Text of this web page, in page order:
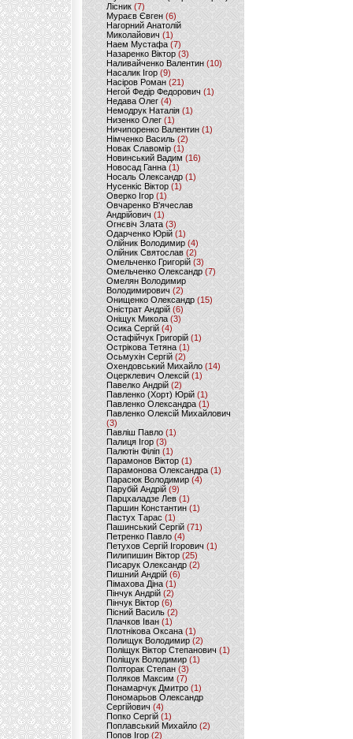
Лісник (7)
Мураєв Євген(6)
Нагорний Анатолій
Миколайович (1)
Наем Мустафа (7)
Назаренко Віктор (3)
Наливайченко Валентин (10)
Насалик Ігор(9)
Насіров Роман (21)
Негой Федір Федорович(1)
Недава Олег(4)
Немодрук Наталія(1)
Низенко Олег (1)
Ничипоренко Валентин (1)
Німченко Василь (2)
Новак Славомір (1)
Новинський Вадим (16)
Новосад Ганна (1)
Носаль Олександр (1)
Нусенкіс Віктор (1)
Оверко Ігор (1)
Овчаренко В'ячеслав
Андрійович(1)
Огнєвіч Злата (3)
Одарченко Юрій(1)
Олійник Володимир (4)
Олійник Святослав (2)
Омельченко Григорій (3)
Омельченко Олександр(7)
Омелян Володимир
Володимирович (2)
Онищенко Олександр (15)
Оністрат Андрій (6)
Оніщук Микола (3)
Осика Сергій(4)
Остафійчук Григорій(1)
Острікова Тетяна (1)
Осьмухін Сергій (2)
Охендовський Михайло (14)
Оцерклевич Олексій (1)
Павелко Андрій (2)
Павленко (Хорт) Юрій (1)
Павленко Олександра (1)
Павленко Олексій Михайлович
(3)
Павліш Павло(1)
Палиця Ігор (3)
Палютін Філіп(1)
Парамонов Віктор (1)
Парамонова Олександра(1)
Парасюк Володимир(4)
Парубій Андрій (9)
Парцхаладзе Лев (1)
Паршин Константин(1)
Пастух Тарас (1)
Пашинський Сергій (71)
Петренко Павло (4)
Петухов Сергій Ігорович (1)
Пилипишин Віктор(25)
Писарук Олександр(2)
Пишний Андрій (6)
Пімахова Діна(1)
Пінчук Андрій(2)
Пінчук Віктор (6)
Пісний Василь (2)
Плачков Іван(1)
Плотнікова Оксана (1)
Полищук Володимир(2)
Поліщук Віктор Степанович(1)
Поліщук Володимир (1)
Полторак Степан(3)
Поляков Максим (7)
Понамарчук Дмитро (1)
Пономарьов Олександр
Сергійович(4)
Попко Сергій (1)
Поплавський Михайло (2)
Попов Ігор(2)